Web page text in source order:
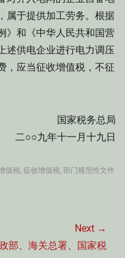
属于提供加工劳务。根据
》和《中华人民共和国营
述供电企业进行电力调压
，应当征收增值税，不征
国家税务总局
二○○九年十一月十九日
值税, 征收增值税, 部门规范性文件
Next →
部、海关总署、国家税